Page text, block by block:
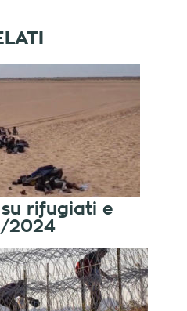
rifugiati e
2024